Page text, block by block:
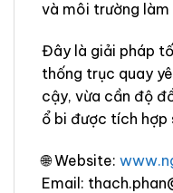
và môi trường
Đây là giải pháp
thống trục quay
cậy, vừa cần độ
ổ bi được tích hợp
🌐 Website:
Email: